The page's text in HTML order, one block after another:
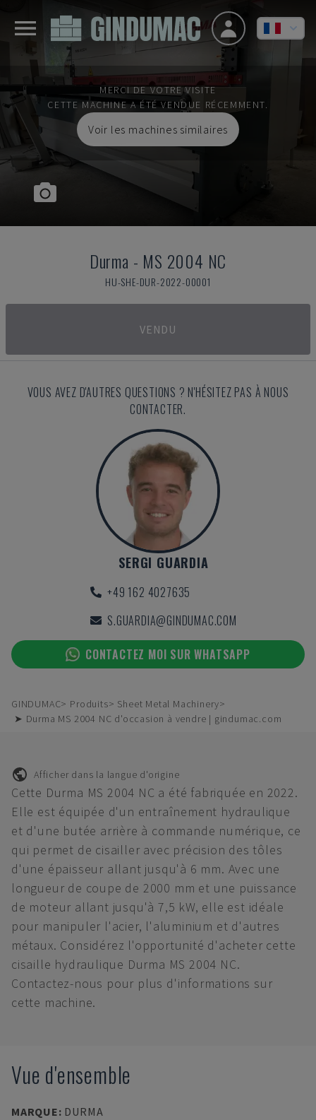
MERCI DE VOTRE VISITE
CETTE MACHINE A ÉTÉ VENDUE RÉCEMMENT.
Voir les machines similaires
Durma - MS 2004 NC
HU-SHE-DUR-2022-00001
VENDU
VOUS AVEZ D'AUTRES QUESTIONS ? N'HÉSITEZ PAS À NOUS
CONTACTER.
SERGI GUARDIA
+49 162 4027635
S.GUARDIA@GINDUMAC.COM
CONTACTEZ MOI SUR WHATSAPP
GINDUMAC Produits
Sheet Metal Machinery
➤ Durma MS 2004 NC d'occasion à vendre | gindumac.com
Afficher dans la langue d'origine
Cette Durma MS 2004 NC a été fabriquée en 2022.
Elle est équipée d'un entraînement hydraulique
et d'une butée arrière à commande numérique, ce
qui permet de cisailler avec précision des tôles
d'une épaisseur allant jusqu'à 6 mm. Avec une
longueur de coupe de 2000 mm et une puissance
de moteur allant jusqu'à 7,5 kW, elle est idéale
pour manipuler l'acier, l'aluminium et d'autres
métaux. Considérez l'opportunité d'acheter cette
cisaille hydraulique Durma MS 2004 NC.
Contactez-nous pour plus d'informations sur
cette machine.
Vue d'ensemble
MARQUE: DURMA